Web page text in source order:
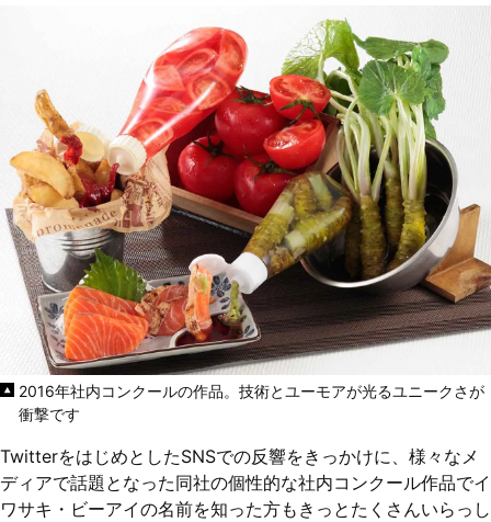
2016年社内コンクールの作品。技術とユーモアが光るユニークさが
衝撃です
TwitterをはじめとしたSNSでの反響をきっかけに、様々なメ
ディアで話題となった同社の個性的な社内コンクール作品でイ
ワサキ・ビーアイの名前を知った方もきっとたくさんいらっし